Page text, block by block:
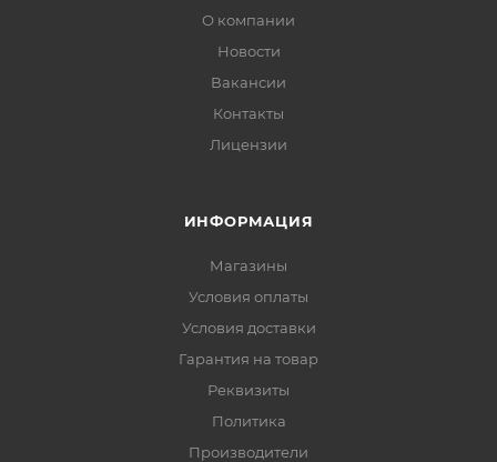
О компании
Новости
Вакансии
Контакты
Лицензии
ИНФОРМАЦИЯ
Магазины
Условия оплаты
Условия доставки
Гарантия на товар
Реквизиты
Политика
Производители